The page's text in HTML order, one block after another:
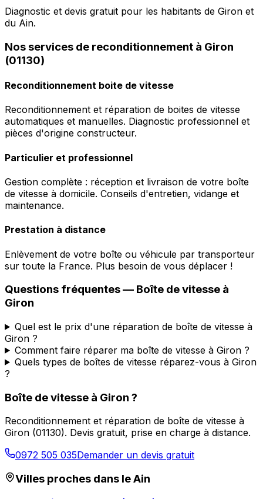
Diagnostic et devis gratuit pour les habitants de Giron et
du Ain.
Nos services de reconditionnement à Giron
(01130)
Reconditionnement boite de vitesse
Reconditionnement et réparation de boites de vitesse
automatiques et manuelles. Diagnostic professionnel et
pièces d'origine constructeur.
Particulier et professionnel
Gestion complète : réception et livraison de votre boîte
de vitesse à domicile. Conseils d'entretien, vidange et
maintenance.
Prestation à distance
Enlèvement de votre boîte ou véhicule par transporteur
sur toute la France. Plus besoin de vous déplacer !
Questions fréquentes — Boîte de vitesse à
Giron
Quel est le prix d'une réparation de boîte de vitesse à
Giron ?
Comment faire réparer ma boîte de vitesse à Giron ?
Quels types de boîtes de vitesse réparez-vous à Giron
?
Boîte de vitesse à Giron ?
Reconditionnement et réparation de boîte de vitesse à
Giron (01130). Devis gratuit, prise en charge à distance.
0972 505 035Demander un devis gratuit
Villes proches dans leAin